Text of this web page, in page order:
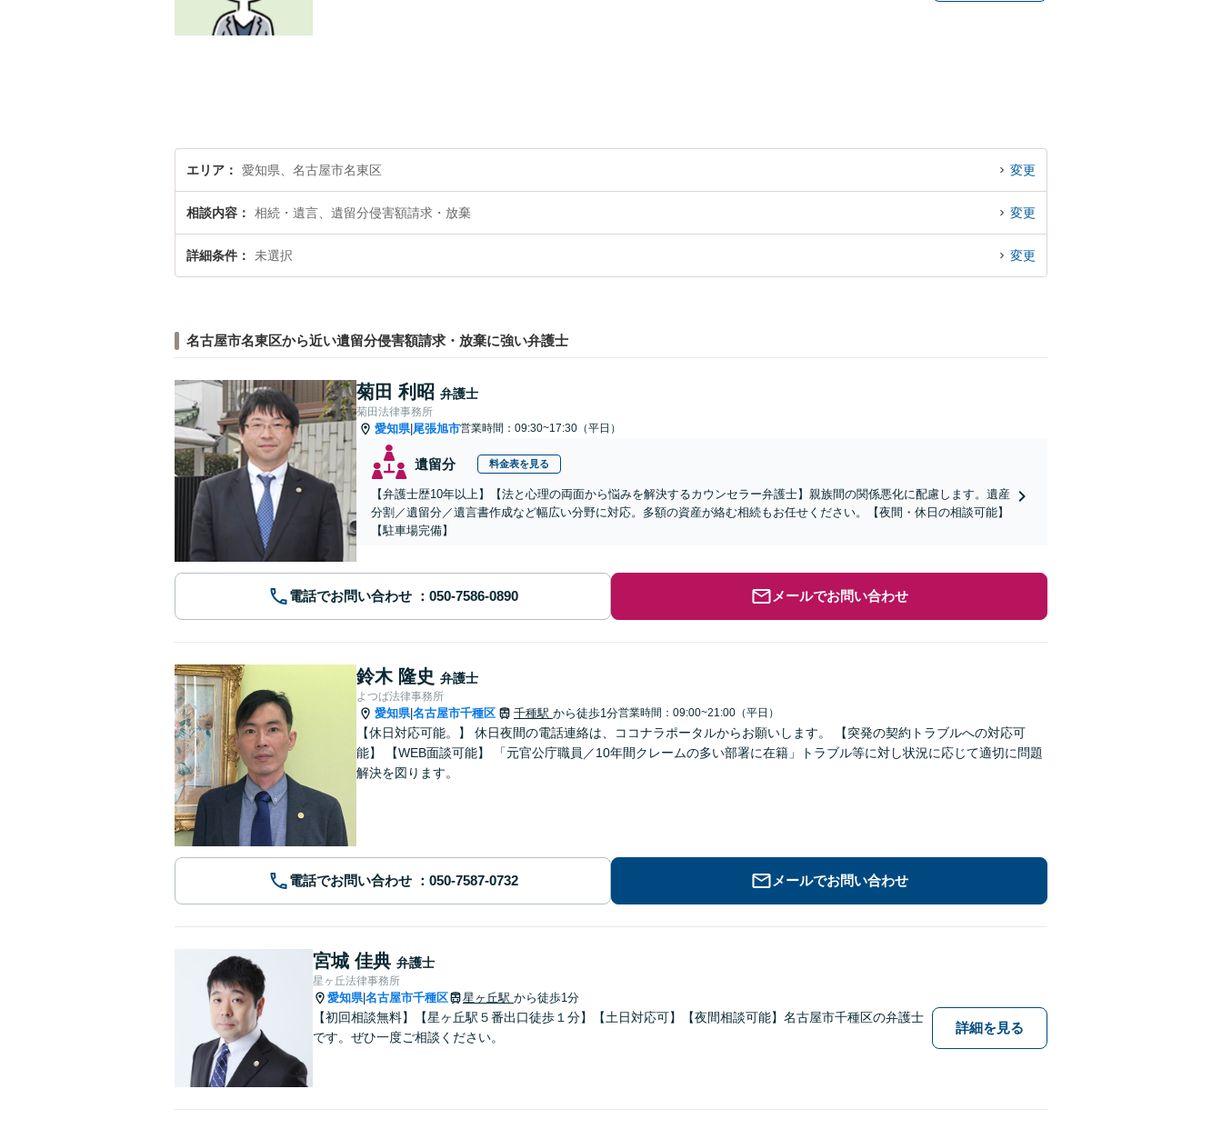
エリア 愛知県、名古屋市名東区 変更
相談内容 相続・遺言、遺留分侵害額請求・放棄 変更
詳細条件 未選択 変更
名古屋市名東区から近い遺留分侵害額請求・放棄に強い弁護士
菊田 利昭 弁護士
菊田法律事務所
愛知県| 尾張旭市営業時間：09:30~17:30（平日）
遺留分 料金表を見る
【弁護士歴10年以上】【法と心理の両面から悩みを解決するカウンセラー弁護士】親族間の関係悪化に配慮します。遺産
分割／遺留分／遺言書作成など幅広い分野に対応。多額の資産が絡む相続もお任せください。【夜間・休日の相談可能】
【駐車場完備】
電話でお問い合わせ メールでお問い合わせ
鈴木 隆史 弁護士
よつば法律事務所
愛知県|名古屋市千種区 千種駅 から徒歩1分営業時間：09:00~21:00（平日）
【休日対応可能。】 休日夜間の電話連絡は、ココナラポータルからお願いします。 【突発の契約トラブルへの対応可
能】 【WEB面談可能】 「元官公庁職員／10年間クレームの多い部署に在籍」トラブル等に対し状況に応じて適切に問題
解決を図ります。
電話でお問い合わせ メールでお問い合わせ
宮城 佳典 弁護士
星ヶ丘法律事務所
愛知県|名古屋市千種区 星ヶ丘駅 から徒歩1分
【初回相談無料】【星ヶ丘駅５番出口徒歩１分】【土日対応可】【夜間相談可能】名古屋市千種区の弁護士
です。ぜひ一度ご相談ください。
詳細を見る